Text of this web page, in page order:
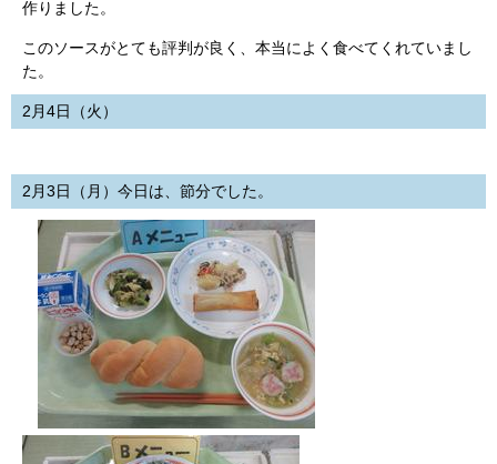
作りました。
このソースがとても評判が良く、本当によく食べてくれていまし
た。
2月4日（火）
2月3日（月）今日は、節分でした。